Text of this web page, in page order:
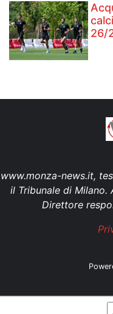
26/
www.monza-news.it,
il Tribunale di
Direttore